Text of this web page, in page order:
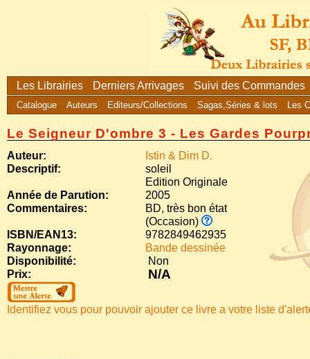
Les Librairies Derniers Arrivages Suivi des Commandes
Catalogue Auteurs Editeurs/Collections Sagas,Séries & lots Les
Le Seigneur D'ombre 3 - Les Gardes
Auteur:
Istin & Dim D.
Descriptif:
soleil
Edition Originale
Année de Parution:
2005
Commentaires:
BD, très bon état
(Occasion)
ISBN/EAN13:
9782849462935
Rayonnage:
Bande dessinée
Disponibilité:
Non
Prix:
N/A
Identifiez vous pour pouvoir ajouter ce livre a votre liste